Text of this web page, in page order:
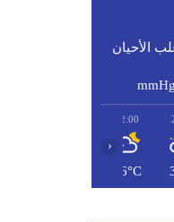
الأحيان
mmHg
22:00
36°C
‹